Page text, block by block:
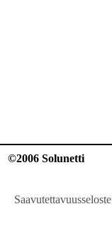
©2006 Solunetti
Saavutettavuusseloste